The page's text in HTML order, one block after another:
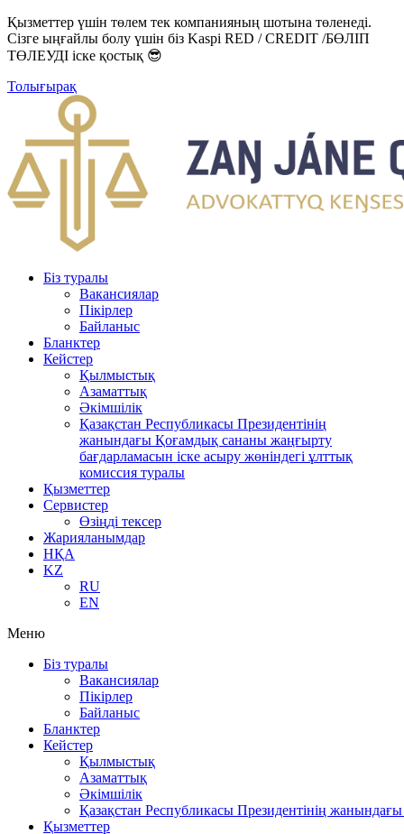
Қызметтер үшін төлем тек компанияның шотына төленеді.
Сізге ыңғайлы болу үшін біз Kaspi RED / CREDIT /БӨЛІП
ТӨЛЕУДІ іске қостық 😎
Толығырақ
Біз туралы
Вакансиялар
Пікірлер
Байланыс
Бланктер
Кейстер
Қылмыстық
Азаматтық
Әкімшілік
Қазақстан Республикасы Президентінің
жанындағы Қоғамдық сананы жаңғырту
бағдарламасын іске асыру жөніндегі ұлттық
комиссия туралы
Қызметтер
Сервистер
Өзіңді тексер
Жарияланымдар
НҚА
KZ
RU
EN
Меню
Біз туралы
Вакансиялар
Пікірлер
Байланыс
Бланктер
Кейстер
Қылмыстық
Азаматтық
Әкімшілік
Қазақстан Республикасы Президентінің
Қызметтер